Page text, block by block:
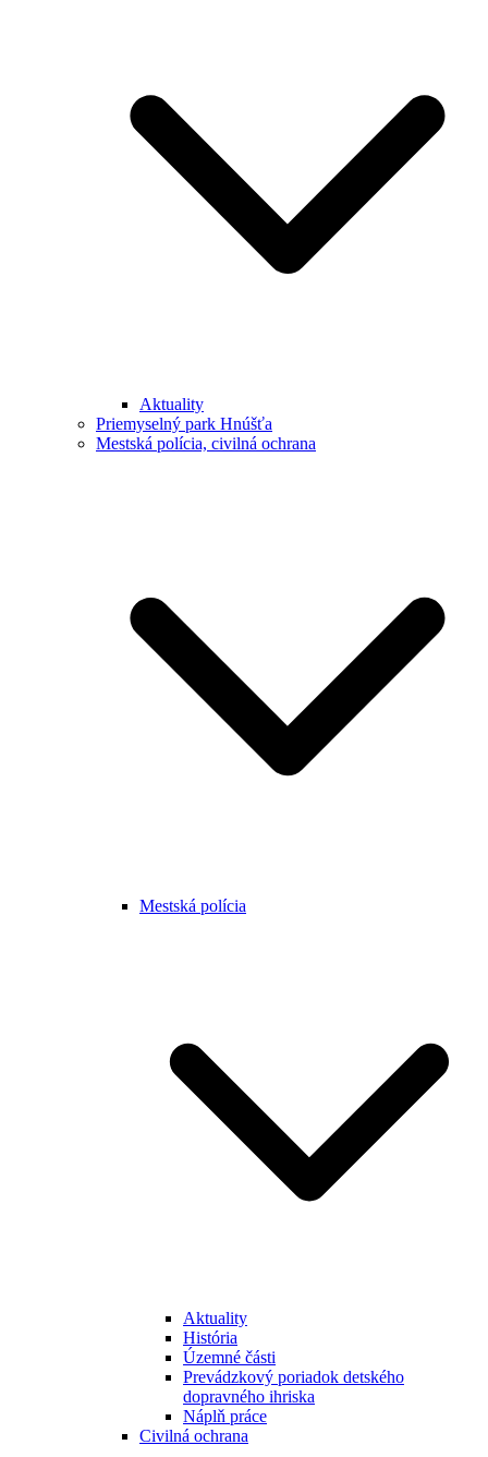
Aktuality
Priemyselný park Hnúšťa
Mestská polícia, civilná ochrana
Mestská polícia
Aktuality
História
Územné části
Prevádzkový poriadok detského
dopravného ihriska
Náplň práce
Civilná ochrana